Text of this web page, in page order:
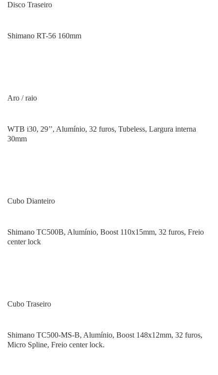
Disco Traseiro
Shimano RT-56 160mm
Aro / raio
WTB i30, 29’’, Alumínio, 32 furos, Tubeless, Largura interna
30mm
Cubo Dianteiro
Shimano TC500B, Alumínio, Boost 110x15mm, 32 furos, Freio
center lock
Cubo Traseiro
Shimano TC500-MS-B, Alumínio, Boost 148x12mm, 32 furos,
Micro Spline, Freio center lock.